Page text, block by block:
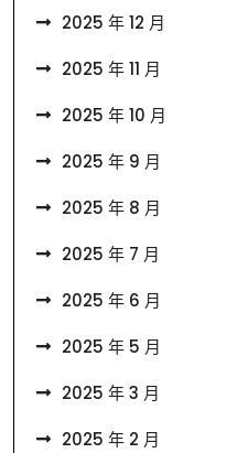
2025 年 12 月
2025 年 11 月
2025 年 10 月
2025 年 9 月
2025 年 8 月
2025 年 7 月
2025 年 6 月
2025 年 5 月
2025 年 3 月
2025 年 2 月